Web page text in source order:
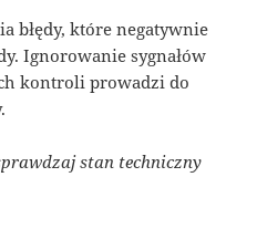
błędy, które negatywnie
Ignorowanie sygnałów
kontroli prowadzi do
stan techniczny